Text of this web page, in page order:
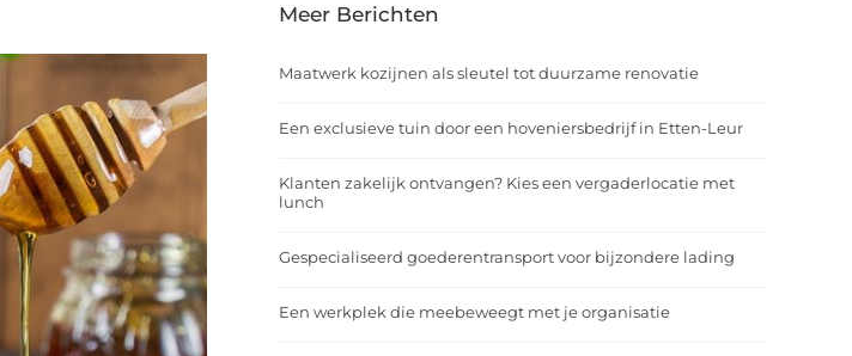
Meer Berichten
Maatwerk kozijnen als sleutel tot duurzame renovatie
Een exclusieve tuin door een hoveniersbedrijf in Etten-Leur
Klanten zakelijk ontvangen? Kies een vergaderlocatie met
lunch
Gespecialiseerd goederentransport voor bijzondere lading
Een werkplek die meebeweegt met je organisatie